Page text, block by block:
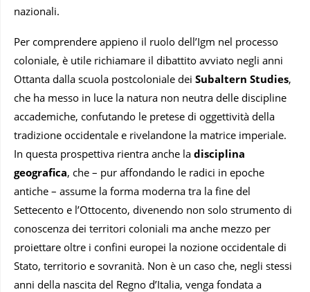
nazionali.
Per comprendere appieno il ruolo dell’Igm nel processo
coloniale, è utile richiamare il dibattito avviato negli anni
Ottanta dalla scuola postcoloniale dei Subaltern Studies,
che ha messo in luce la natura non neutra delle discipline
accademiche, confutando le pretese di oggettività della
tradizione occidentale e rivelandone la matrice imperiale.
In questa prospettiva rientra anche la disciplina
geografica, che – pur affondando le radici in epoche
antiche – assume la forma moderna tra la fine del
Settecento e l’Ottocento, divenendo non solo strumento di
conoscenza dei territori coloniali ma anche mezzo per
proiettare oltre i confini europei la nozione occidentale di
Stato, territorio e sovranità. Non è un caso che, negli stessi
anni della nascita del Regno d’Italia, venga fondata a